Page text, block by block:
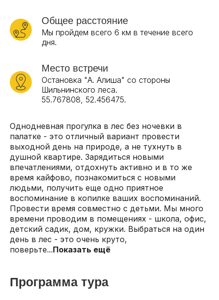
Общее расстояние
Мы пройдем всего 6 км в течение всего
дня.
Место встречи
Остановка "А. Алиша" со стороны
Шильнинского леса.
55.767808, 52.456475.
Однодневная прогулка в лес без ночевки в
палатке - это отличный вариант провести
выходной день на природе, а не тухнуть в
душной квартире. Зарядиться новыми
впечатлениями, отдохнуть активно и в то же
время кайфово, познакомиться с новыми
людьми, получить еще одно приятное
воспоминание в копилке ваших воспоминаний.
Провести время совместно с детьми. Мы много
времени проводим в помещениях - школа, офис,
детский садик, дом, кружки. Выбраться на один
день в лес - это очень круто,
поверьте...Показать ещё
Программа тура